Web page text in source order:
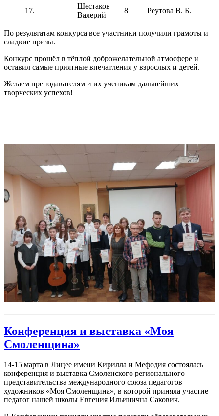
17.
Шестаков
Валерий
8 Реутова В. Б.
По результатам конкурса все участники получили грамоты и
сладкие призы.
Конкурс прошёл в тёплой доброжелательной атмосфере и
оставил самые приятные впечатления у взрослых и детей.
Желаем преподавателям и их ученикам дальнейших
творческих успехов!
Конференция и выставка «Моя
Смоленщина»
14-15 марта в Лицее имени Кирилла и Мефодия состоялась
конференция и выставка Смоленского регионального
представительства международного союза педагогов
художников «Моя Смоленщина», в которой приняла участие
педагог нашей школы Евгения Ильинична Сакович.